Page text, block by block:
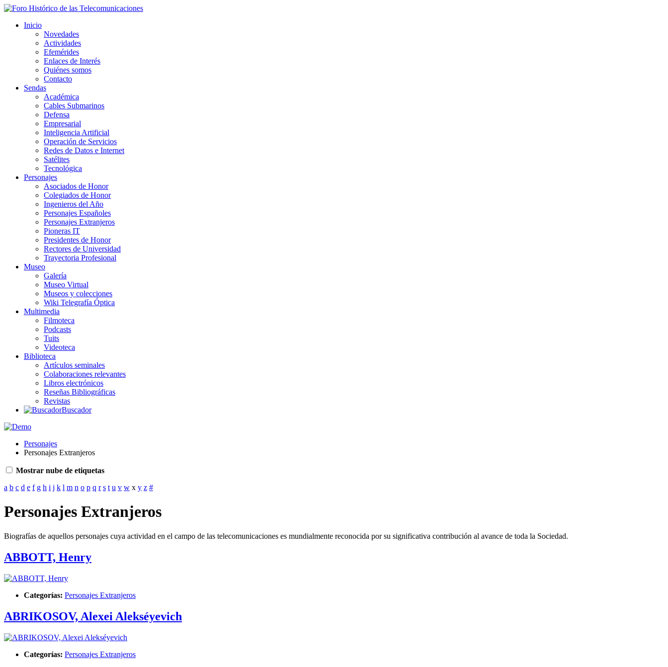
Inicio
Novedades
Actividades
Efemérides
Enlaces de Interés
Quiénes somos
Contacto
Sendas
Académica
Cables Submarinos
Defensa
Empresarial
Inteligencia Artificial
Operación de Servicios
Redes de Datos e Internet
Satélites
Tecnológica
Personajes
Asociados de Honor
Colegiados de Honor
Ingenieros del Año
Personajes Españoles
Personajes Extranjeros
Pioneras IT
Presidentes de Honor
Rectores de Universidad
Trayectoria Profesional
Museo
Galería
Museo Virtual
Museos y colecciones
Wiki Telegrafía Óptica
Multimedia
Filmoteca
Podcasts
Tuits
Videoteca
Biblioteca
Artículos seminales
Colaboraciones relevantes
Libros electrónicos
Reseñas Bibliográficas
Revistas
Buscador
Personajes
Personajes Extranjeros
Mostrar nube de etiquetas
a b c d e f g h i j k l m n o p q r s t u v w x y z #
Personajes Extranjeros
Biografías de aquellos personajes cuya actividad en el campo de las telecomunicaciones es mundialmente reconocida por su significativa contribución al avance de toda la Sociedad.
ABBOTT, Henry
Categorías: Personajes Extranjeros
ABRIKOSOV, Alexei Alekséyevich
Categorías: Personajes Extranjeros